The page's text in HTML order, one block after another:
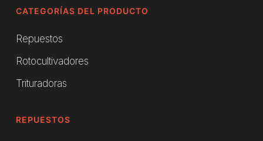
CATEGORÍAS DEL PRODUCTO
Repuestos
Rotocultivadores
Trituradoras
REPUESTOS